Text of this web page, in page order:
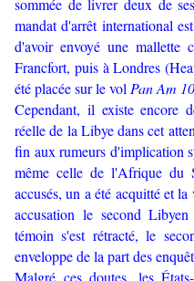
sommée de livrer deux de
mandat d'arrêt international
d'avoir envoyé une mallette
Francfort, puis à Londres
été placée sur le vol Pan Am
Cependant, il existe encore
réelle de la Libye dans cet
fin aux rumeurs d'implication
même celle de l'Afrique du
accusés, un a été acquitté et
accusation le second
témoin s'est rétracté, le
enveloppe de la part des
Malgré ces doutes, les